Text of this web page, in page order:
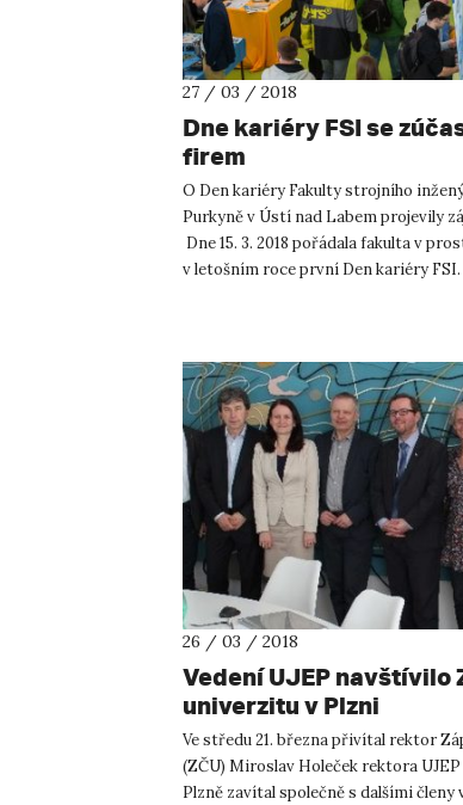
27 / 03 / 2018
Dne kariéry FSI se
firem
O Den kariéry Fakulty strojního
Purkyně v Ústí nad Labem projevily
Dne 15. 3. 2018 pořádala fakulta v
v letošním roce první Den kariéry
26 / 03 / 2018
Vedení UJEP navštívilo
univerzitu v Plzni
Ve středu 21. března přivítal rektor
(ZČU) Miroslav Holeček rektora
Plzně zavítal společně s dalšími členy